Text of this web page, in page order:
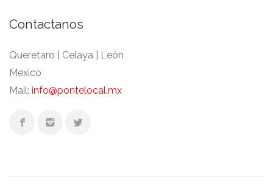
Contactanos
Queretaro | Celaya | León
México
Mail: info@pontelocal.mx